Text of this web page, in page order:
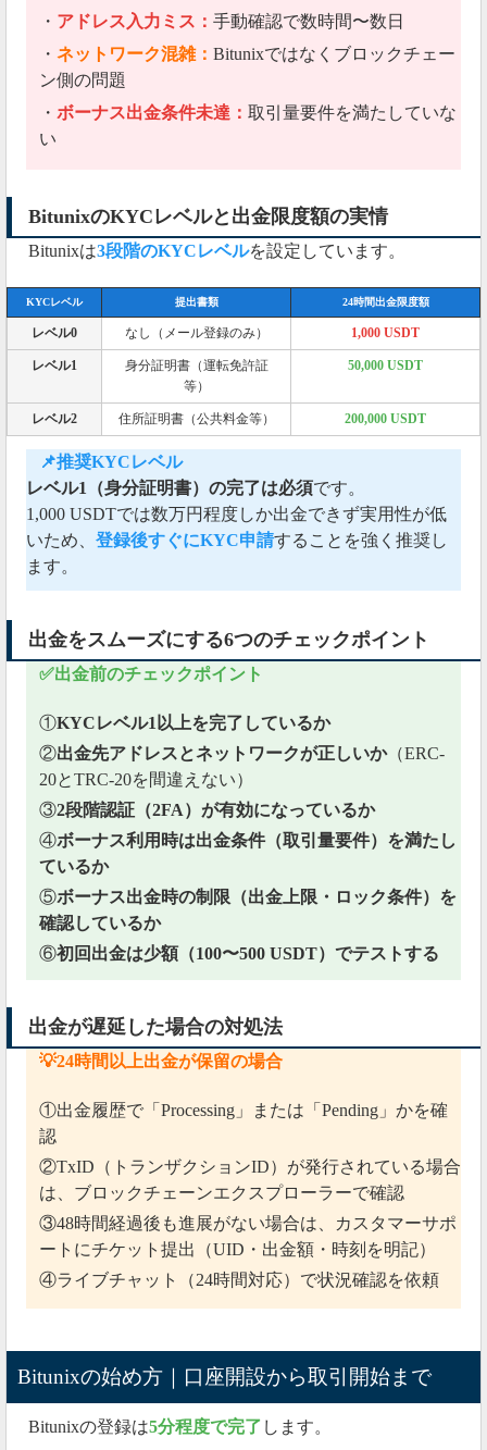
・ アドレス入力ミス： 手動確認で数時間〜数日
・ ネットワーク混雑： Bitunixではなくブロックチェー
ン側の問題
・ ボーナス出金条件未達： 取引量要件を満たしていな
い
BitunixのKYCレベルと出金限度額の実情
Bitunixは3段階のKYCレベルを設定しています。
KYCレベル 提出書類 24時間出金限度額
レベル0 なし（メール登録のみ） 1,000 USDT
レベル1
身分証明書（運転免許証
等）
50,000 USDT
レベル2 住所証明書（公共料金等） 200,000 USDT
📌推奨KYCレベル
レベル1（身分証明書）の完了は必須です。
1,000 USDTでは数万円程度しか出金できず実用性が低
いため、 登録後すぐにKYC申請することを強く推奨し
ます。
出金をスムーズにする6つのチェックポイント
✅出金前のチェックポイント
①KYCレベル1以上を完了しているか
②出金先アドレスとネットワークが正しいか（ERC-
20とTRC-20を間違えない）
③2段階認証（2FA）が有効になっているか
④ボーナス利用時は出金条件（取引量要件）を満たし
ているか
⑤ボーナス出金時の制限（出金上限・ロック条件）を
確認しているか
⑥初回出金は少額（100〜500 USDT）でテストする
出金が遅延した場合の対処法
💡24時間以上出金が保留の場合
①出金履歴で「Processing」または「Pending」かを確
認
②TxID（トランザクションID）が発行されている場合
は、ブロックチェーンエクスプローラーで確認
③48時間経過後も進展がない場合は、カスタマーサポ
ートにチケット提出（UID・出金額・時刻を明記）
④ライブチャット（24時間対応）で状況確認を依頼
Bitunixの始め方｜口座開設から取引開始まで
Bitunixの登録は5分程度で完了 します。